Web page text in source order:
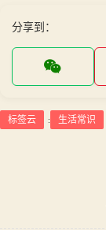
分享到：
标签云 : 生活常识